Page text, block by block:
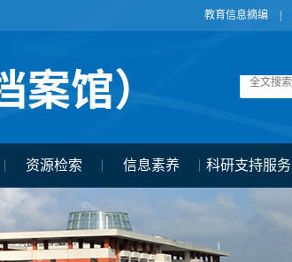
教育信息摘编
资源检索 信息素养 科研支持服务